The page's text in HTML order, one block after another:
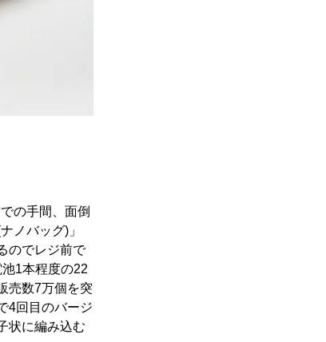
の手間、面倒
ノバッグ)」
のでレジ前で
1本程度の22
売数7万個を突
4回目のバージ
状に編み込む